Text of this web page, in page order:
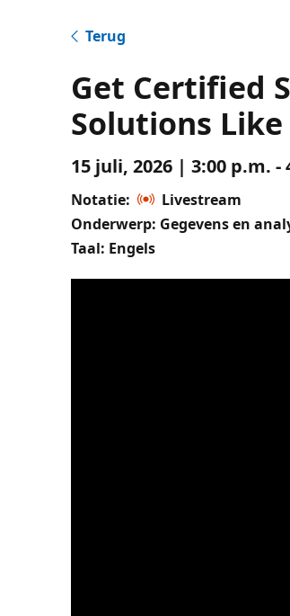
Terug
Get Certified
Solutions Like
15 juli, 2026 | 3:00 p.m.
Notatie:
Livestream
Onderwerp: Gegevens en
Taal: Engels